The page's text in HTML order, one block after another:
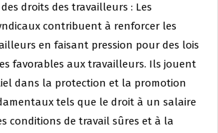
droits des travailleurs : Les
contribuent à renforcer les
en faisant pression pour des lois
favorables aux travailleurs. Ils jouent
dans la protection et la promotion
tels que le droit à un salaire
conditions de travail sûres et à la